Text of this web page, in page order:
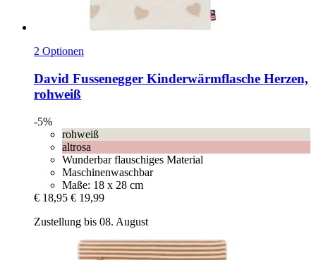
2 Optionen
David Fussenegger Kinderwärmflasche Herzen,
rohweiß
-5%
rohweiß
altrosa
Wunderbar flauschiges Material
Maschinenwaschbar
Maße: 18 x 28 cm
€ 18,95 € 19,99
Zustellung bis 08. August